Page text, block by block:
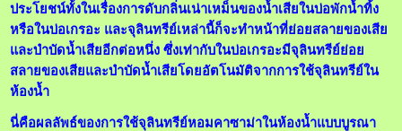
ประโยชน์ทั้งในเรื่องการดับกลิ่นเน่าเหม็นของน้ำเสียในบ่อพักน้ำทิ้ง
หรือในบ่อเกรอะ และจุลินทรีย์เหล่านี้ก็จะทำหน้าที่ย่อยสลายของเสีย
และบำบัดน้ำเสียอีกต่อหนึ่ง ซึ่งเท่ากับในบ่อเกรอะมีจุลินทรีย์ย่อย
สลายของเสียและบำบัดน้ำเสียโดยอัตโนมัติจากการใช้จุลินทรีย์ใน
ห้องน้ำ
นี่คือผลลัพธ์ของการใช้จุลินทรีย์หอมคาซาม่าในห้องน้ำแบบบูรณา